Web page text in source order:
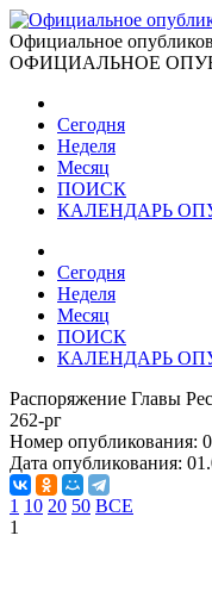
Официальное
ОФИЦИАЛЬНОЕ
Сегодня
Неделя
Месяц
ПОИСК
КАЛЕНДАРЬ
Сегодня
Неделя
Месяц
ПОИСК
КАЛЕНДАРЬ
Распоряжение Главы
262-рг
Номер опубликования:
Дата опубликования:
1 10 20 50 ВСЕ
1